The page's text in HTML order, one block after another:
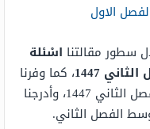
الاول
سطور مقالتنا اسْئلة
1447
، كما وفرنا
نموذج اختبار رياضيات ثالث متوسط الفصل الثاني 1447، وأدرجنا
الفصل الثاني.